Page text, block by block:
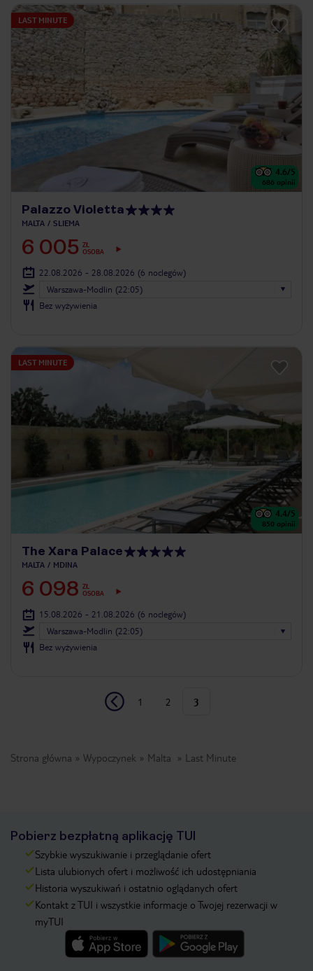
LAST MINUTE
4.6/5
686 opinii
Palazzo Violetta
MALTA SLIEMA
6 005 ZŁ
OSOBA
22.08.2026 - 28.08.2026 (6 noclegów)
Warszawa-Modlin (22:05)
Bez wyżywienia
LAST MINUTE
4.4/5
850 opinii
The Xara Palace
MALTA MDINA
6 098 ZŁ
OSOBA
15.08.2026 - 21.08.2026 (6 noclegów)
Warszawa-Modlin (22:05)
Bez wyżywienia
1 2 3
Strona główna Wypoczynek Malta Last Minute
Pobierz bezpłatną aplikację TUI
Szybkie wyszukiwanie i przeglądanie ofert
Lista ulubionych ofert i możliwość ich udostępniania
Historia wyszukiwań i ostatnio oglądanych ofert
Kontakt z TUI i wszystkie informacje o Twojej rezerwacji w
myTUI